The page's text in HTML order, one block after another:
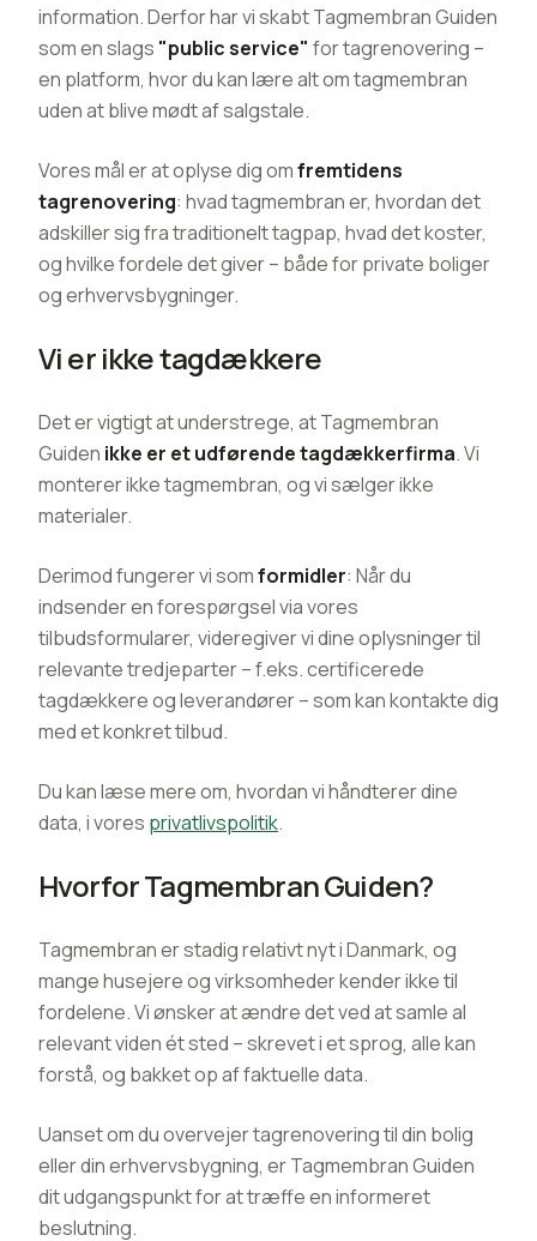
information. Derfor har vi skabt Tagmembran Guiden
som en slags "public service" for tagrenovering –
en platform, hvor du kan lære alt om tagmembran
uden at blive mødt af salgstale.
Vores mål er at oplyse dig omfremtidens
tagrenovering: hvad tagmembran er, hvordan det
adskiller sig fra traditionelt tagpap, hvad det koster,
og hvilke fordele det giver – både for private boliger
og erhvervsbygninger.
Vi er ikke tagdækkere
Det er vigtigt at understrege, at Tagmembran
Guiden ikke er et udførende tagdækkerfirma. Vi
monterer ikke tagmembran, og vi sælger ikke
materialer.
Derimod fungerer vi somformidler: Når du
indsender en forespørgsel via vores
tilbudsformularer, videregiver vi dine oplysninger til
relevante tredjeparter – f.eks. certificerede
tagdækkere og leverandører – som kan kontakte dig
med et konkret tilbud.
Du kan læse mere om, hvordan vi håndterer dine
data, i vores privatlivspolitik.
Hvorfor Tagmembran Guiden?
Tagmembran er stadig relativt nyt i Danmark, og
mange husejere og virksomheder kender ikke til
fordelene. Vi ønsker at ændre det ved at samle al
relevant viden ét sted – skrevet i et sprog, alle kan
forstå, og bakket op af faktuelle data.
Uanset om du overvejer tagrenovering til din bolig
eller din erhvervsbygning, er Tagmembran Guiden
dit udgangspunkt for at træffe en informeret
beslutning.